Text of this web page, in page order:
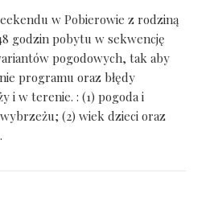
w Pobierowie z rodziną
godzin pobytu w sekwencję
pogodowych, tak aby
programu oraz błędy
i w terenie. : (1) pogoda i
(2) wiek dzieci oraz